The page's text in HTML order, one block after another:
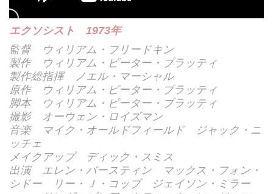
エクソシスト 1973年
監督 ウィリアム・フリードキン
製作 ウィリアム・ピーター・ブラッティ
製作総指揮 ノエル・マーシャル
原作 ウィリアム・ピーター・ブラッティ
脚本 ウィリアム・ピーター・ブラッティ
撮影 オーウェン・ロイズマン
音楽 マイク・オールドフィールド ジャック・ニ
ッチェ
メイクアップ ディック・スミス
出演 エレン・バースティン マックス・フォン・
シドー リー・Ｊ・コッブ ジェイソン・ミラー